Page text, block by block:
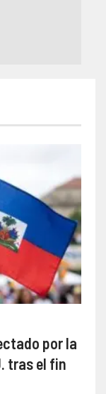
por la
tras el fin